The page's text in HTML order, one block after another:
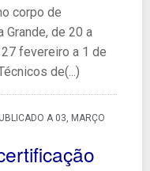
corpo de
de 20 a
fevereiro a 1 de
de(...)
A 03, MARÇO